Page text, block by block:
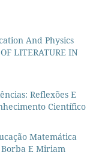
And Physics
LITERATURE IN
Reflexões E
Científico
Matemática
E Miriam